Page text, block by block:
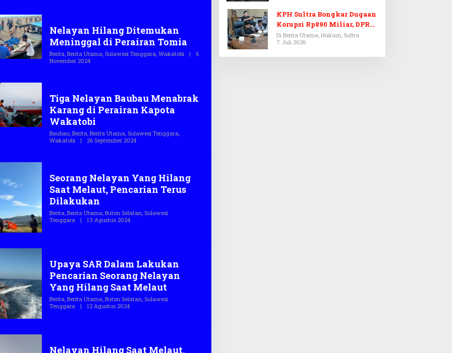
E
E
G
A
.
Nelayan Hilang Ditemukan
Meninggal di Perairan Tomia
Berita, Berita Utama, Sulawesi Tenggara, Wakatobi |
6
November 2024O
E
E
G
A
.
C
O
Tiga Nelayan Baubau Menabrak
Karang di Perairan Kapota
Wakatobi
Baubau, Berita, Berita Utama, Sulawesi Tenggara,
Wakatobi
| 26 September 2024O
E
E
G
A
C
Seorang Nelayan Yang Hilang
Saat Melaut, Pencarian Terus
Dilakukan
Berita, Berita Utama, Buton Selatan, Sulawesi
Tenggara
| 13 Agustus 2024O
H
G
A
S
C
O
Upaya SAR Dalam Lakukan
Pencarian Seorang Nelayan
Yang Hilang Saat Melaut
Berita, Berita Utama, Buton Selatan, Sulawesi
Tenggara
| 12 Agustus 2024O
H
G
Nelayan Hilang Saat Melaut,
KPH Sultra Bongkar Dugaan
Korupsi Rp890 Miliar, DPRD
Sultra Gelar RDP
Di Berita Utama, Hukum, Sultra
7 Juli 2026